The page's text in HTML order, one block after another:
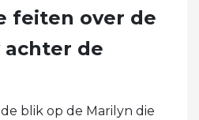
feiten over de
de
blik op de Marilyn die